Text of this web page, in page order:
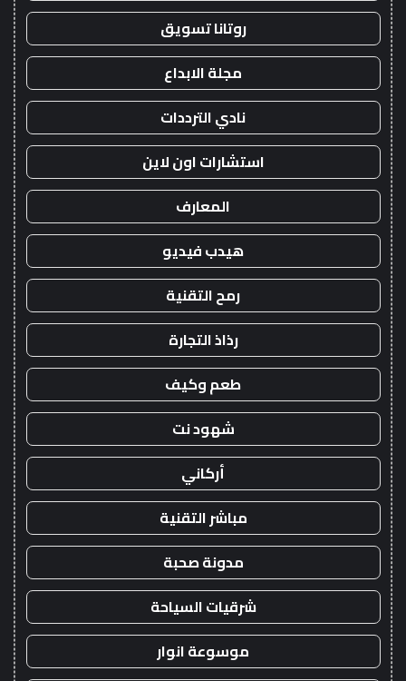
روتانا تسويق
مجلة الابداع
نادي الترددات
استشارات اون لاين
المعارف
هيدب فيديو
رمح التقنية
رذاذ التجارة
طعم وكيف
شهود نت
أركاني
مباشر التقنية
مدونة صحبة
شرقيات السياحة
موسوعة انوار